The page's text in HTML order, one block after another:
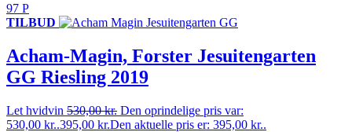
97 P
TILBUD
Acham-Magin, Forster Jesuitengarten
GG Riesling 2019
Let hvidvin 530,00kr. Den oprindelige pris var:
530,00 kr..395,00 kr.Den aktuelle pris er: 395,00 kr..